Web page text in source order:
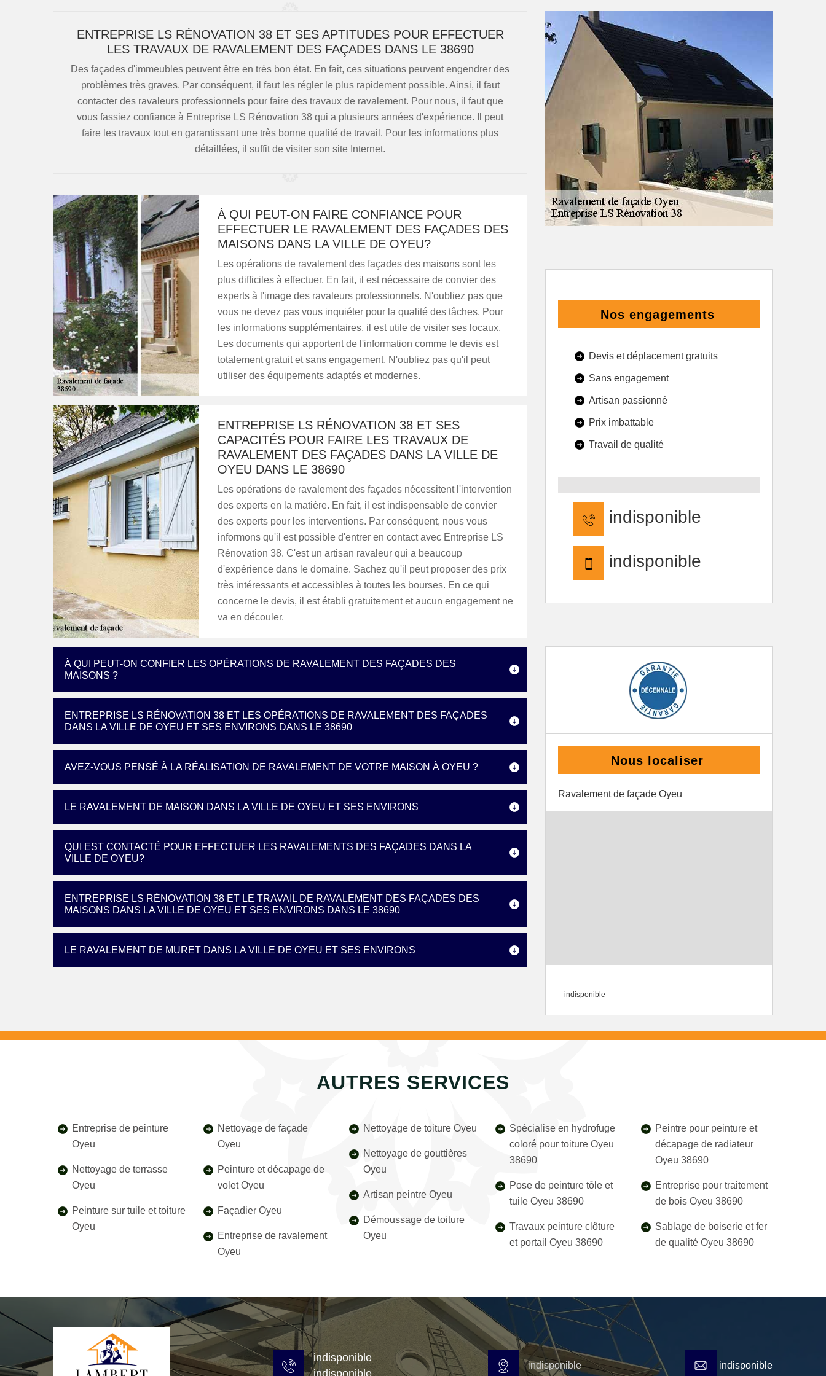
ENTREPRISE LS RÉNOVATION 38 ET SES APTITUDES POUR EFFECTUER
LES TRAVAUX DE RAVALEMENT DES FAÇADES DANS LE 38690
Des façades d'immeubles peuvent être en très bon état. En fait, ces situations peuvent engendrer des
problèmes très graves. Par conséquent, il faut les régler le plus rapidement possible. Ainsi, il faut
contacter des ravaleurs professionnels pour faire des travaux de ravalement. Pour nous, il faut que
vous fassiez confiance à Entreprise LS Rénovation 38 qui a plusieurs années d'expérience. Il peut
faire les travaux tout en garantissant une très bonne qualité de travail. Pour les informations plus
détaillées, il suffit de visiter son site Internet.
À QUI PEUT-ON FAIRE CONFIANCE POUR
EFFECTUER LE RAVALEMENT DES FAÇADES DES
MAISONS DANS LA VILLE DE OYEU?
Les opérations de ravalement des façades des maisons sont les
plus difficiles à effectuer. En fait, il est nécessaire de convier des
experts à l'image des ravaleurs professionnels. N'oubliez pas que
vous ne devez pas vous inquiéter pour la qualité des tâches. Pour
les informations supplémentaires, il est utile de visiter ses locaux.
Les documents qui apportent de l'information comme le devis est
totalement gratuit et sans engagement. N'oubliez pas qu'il peut
utiliser des équipements adaptés et modernes.
ENTREPRISE LS RÉNOVATION 38 ET SES
CAPACITÉS POUR FAIRE LES TRAVAUX DE
RAVALEMENT DES FAÇADES DANS LA VILLE DE
OYEU DANS LE 38690
Les opérations de ravalement des façades nécessitent l'intervention
des experts en la matière. En fait, il est indispensable de convier
des experts pour les interventions. Par conséquent, nous vous
informons qu'il est possible d'entrer en contact avec Entreprise LS
Rénovation 38. C'est un artisan ravaleur qui a beaucoup
d'expérience dans le domaine. Sachez qu'il peut proposer des prix
très intéressants et accessibles à toutes les bourses. En ce qui
concerne le devis, il est établi gratuitement et aucun engagement ne
va en découler.
À QUI PEUT-ON CONFIER LES OPÉRATIONS DE RAVALEMENT DES FAÇADES DES
MAISONS ?
ENTREPRISE LS RÉNOVATION 38 ET LES OPÉRATIONS DE RAVALEMENT DES FAÇADES
DANS LA VILLE DE OYEU ET SES ENVIRONS DANS LE 38690
AVEZ-VOUS PENSÉ À LA RÉALISATION DE RAVALEMENT DE VOTRE MAISON À OYEU ?
LE RAVALEMENT DE MAISON DANS LA VILLE DE OYEU ET SES ENVIRONS
QUI EST CONTACTÉ POUR EFFECTUER LES RAVALEMENTS DES FAÇADES DANS LA
VILLE DE OYEU?
ENTREPRISE LS RÉNOVATION 38 ET LE TRAVAIL DE RAVALEMENT DES FAÇADES DES
MAISONS DANS LA VILLE DE OYEU ET SES ENVIRONS DANS LE 38690
LE RAVALEMENT DE MURET DANS LA VILLE DE OYEU ET SES ENVIRONS
Nos engagements
Devis et déplacement gratuits
Sans engagement
Artisan passionné
Prix imbattable
Travail de qualité
indisponible
indisponible
Nous localiser
Ravalement de façade Oyeu
indisponible
AUTRES SERVICES
Entreprise de peinture
Oyeu
Nettoyage de terrasse
Oyeu
Peinture sur tuile et toiture
Oyeu
Nettoyage de façade
Oyeu
Peinture et décapage de
volet Oyeu
Façadier Oyeu
Entreprise de ravalement
Oyeu
Nettoyage de toiture Oyeu
Nettoyage de gouttières
Oyeu
Artisan peintre Oyeu
Démoussage de toiture
Oyeu
Spécialise en hydrofuge
coloré pour toiture Oyeu
38690
Pose de peinture tôle et
tuile Oyeu 38690
Travaux peinture clôture
et portail Oyeu 38690
Peintre pour peinture et
décapage de radiateur
Oyeu 38690
Entreprise pour traitement
de bois Oyeu 38690
Sablage de boiserie et fer
de qualité Oyeu 38690
indisponible
indisponible
indisponible indisponible